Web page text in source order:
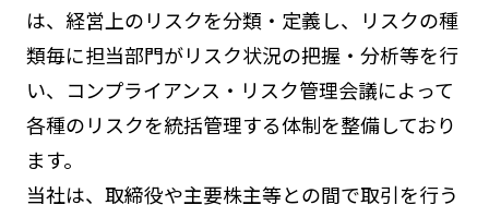
は、経営上のリスクを分類・定義し、リスクの種
類毎に担当部門がリスク状況の把握・分析等を行
い、コンプライアンス・リスク管理会議によって
各種のリスクを統括管理する体制を整備しており
ます。
当社は、取締役や主要株主等との間で取引を行う